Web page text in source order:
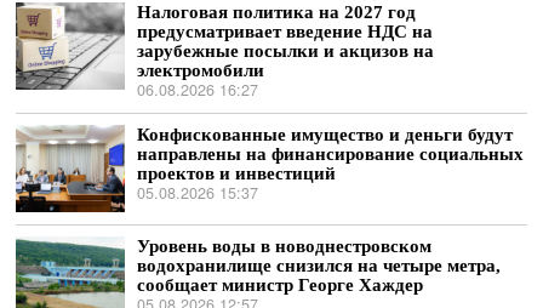
Налоговая политика на 2027 год
предусматривает введение НДС на
зарубежные посылки и акцизов на
электромобили
06.08.2026 16:27
Конфискованные имущество и деньги будут
направлены на финансирование социальных
проектов и инвестиций
05.08.2026 15:37
Уровень воды в новоднестровском
водохранилище снизился на четыре метра,
сообщает министр Георге Хаждер